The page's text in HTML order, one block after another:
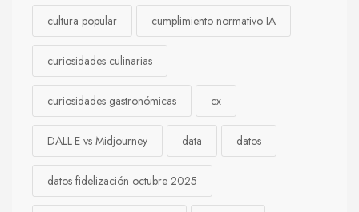
cultura popular cumplimiento normativo IA
curiosidades culinarias
curiosidades gastronómicas cx
DALL·E vs Midjourney data datos
datos fidelización octubre 2025